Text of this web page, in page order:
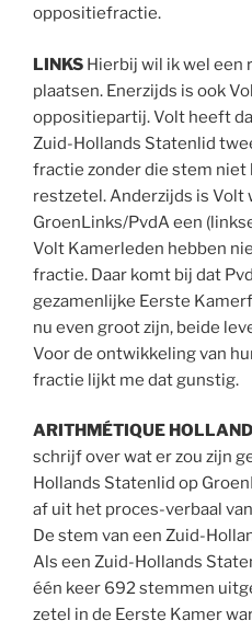
oppositiefractie.
LINKS Hierbij wil ik wel
plaatsen. Enerzijds is ook
oppositiepartij. Volt heeft
Zuid-Hollands Statenlid
fractie zonder die stem niet
restzetel. Anderzijds is Volt
GroenLinks/PvdA een
Volt Kamerleden hebben
fractie. Daar komt bij dat
gezamenlijke Eerste
nu even groot zijn, beide
Voor de ontwikkeling van
fractie lijkt me dat gunstig.
ARITHMÉTIQUE
schrijf over wat er zou zijn
Hollands Statenlid op
af uit het proces-verbaal
De stem van een Zuid-
Als een Zuid-Hollands
één keer 692 stemmen
zetel in de Eerste Kamer